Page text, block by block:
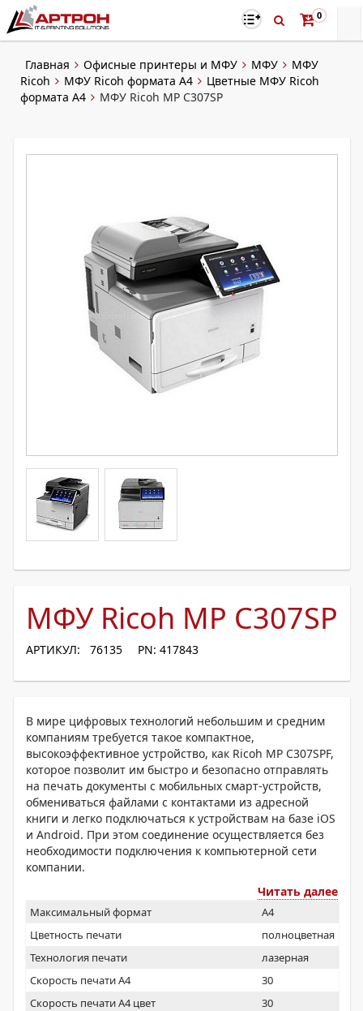
0
Главная Офисные принтеры и МФУ МФУ
МФУ
Ricoh
МФУ Ricoh формата A4
Цветные МФУ Ricoh
формата A4
МФУ Ricoh MP C307SP
МФУ Ricoh MP C307SP
АРТИКУЛ: 76135 PN: 417843
В мире цифровых технологий небольшим и средним
компаниям требуется такое компактное,
высокоэффективное устройство, как Ricoh MP C307SPF,
которое позволит им быстро и безопасно отправлять
на печать документы с мобильных смарт-устройств,
обмениваться файлами с контактами из адресной
книги и легко подключаться к устройствам на базе iOS
и Android. При этом соединение осуществляется без
необходимости подключения к компьютерной сети
компании.
Читать далее
Максимальный формат
A4
Цветность печати
полноцветная
Технология печати
лазерная
Скорость печати А4
30
Скорость печати А4 цвет
30